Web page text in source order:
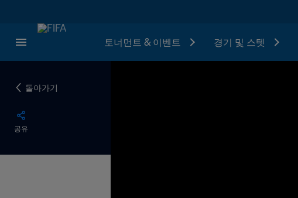
토너먼트 & 이벤트 경기 및 스텟
돌아가기
공유